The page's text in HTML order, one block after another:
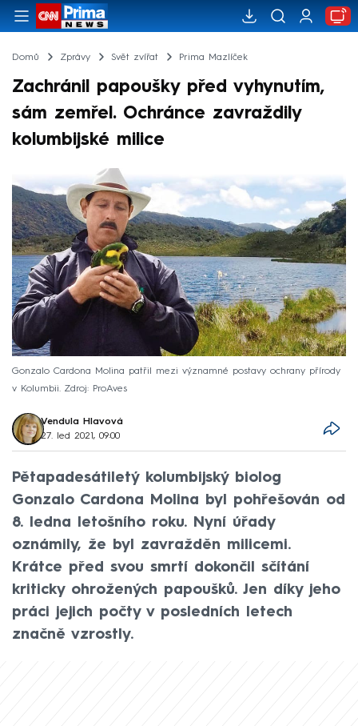
Domů Zprávy Svět zvířat Prima Mazlíček
Zachránil papoušky před vyhynutím,
sám zemřel. Ochránce zavraždily
kolumbijské milice
Gonzalo Cardona Molina patřil mezi významné postavy ochrany přírody
v Kolumbii. Zdroj: ProAves
Vendula Hlavová
27. led 2021, 09:00
Pětapadesátiletý kolumbijský biolog
Gonzalo Cardona Molina byl pohřešován od
8. ledna letošního roku. Nyní úřady
oznámily, že byl zavražděn milicemi.
Krátce před svou smrtí dokončil sčítání
kriticky ohrožených papoušků. Jen díky jeho
práci jejich počty v posledních letech
značně vzrostly.